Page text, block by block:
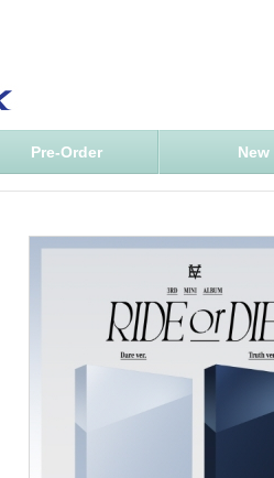
Pre-Order New